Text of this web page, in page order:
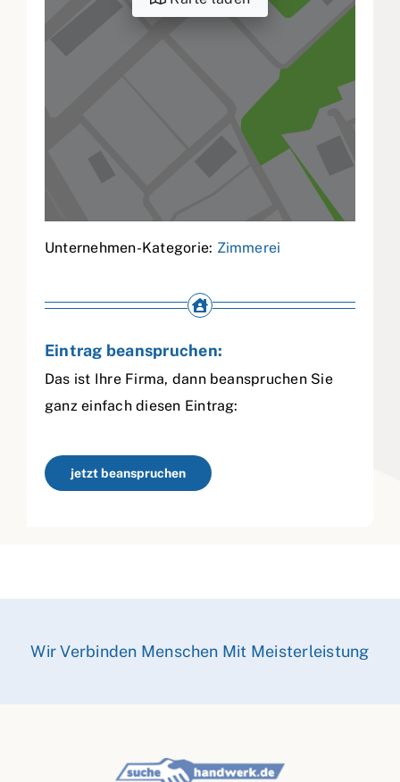
Unternehmen-Kategorie: Zimmerei
Eintrag beanspruchen:
Das ist Ihre Firma, dann beanspruchen Sie
ganz einfach diesen Eintrag:
jetzt beanspruchen
Wir Verbinden Menschen Mit Meisterleistung